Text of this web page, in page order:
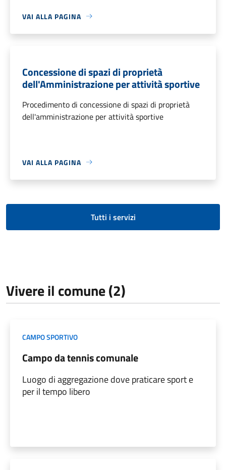
VAI ALLA PAGINA
Concessione di spazi di proprietà
dell'Amministrazione per attività sportive
Procedimento di concessione di spazi di proprietà
dell'amministrazione per attività sportive
VAI ALLA PAGINA
Tutti i servizi
Vivere il comune (2)
CAMPO SPORTIVO
Campo da tennis comunale
Luogo di aggregazione dove praticare sport e
per il tempo libero